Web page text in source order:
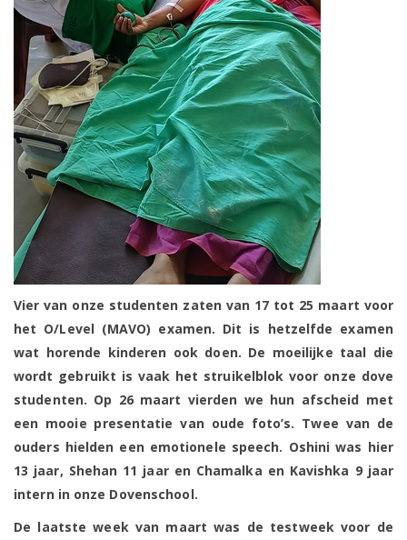
Vier van onze studenten zaten van 17 tot 25 maart voor
het O/Level (MAVO) examen. Dit is hetzelfde examen
wat horende kinderen ook doen. De moeilijke taal die
wordt gebruikt is vaak het struikelblok voor onze dove
studenten. Op 26 maart vierden we hun afscheid met
een mooie presentatie van oude foto’s. Twee van de
ouders hielden een emotionele speech. Oshini was hier
13 jaar, Shehan 11 jaar en Chamalka en Kavishka 9 jaar
intern in onze Dovenschool.
De laatste week van maart was de testweek voor de